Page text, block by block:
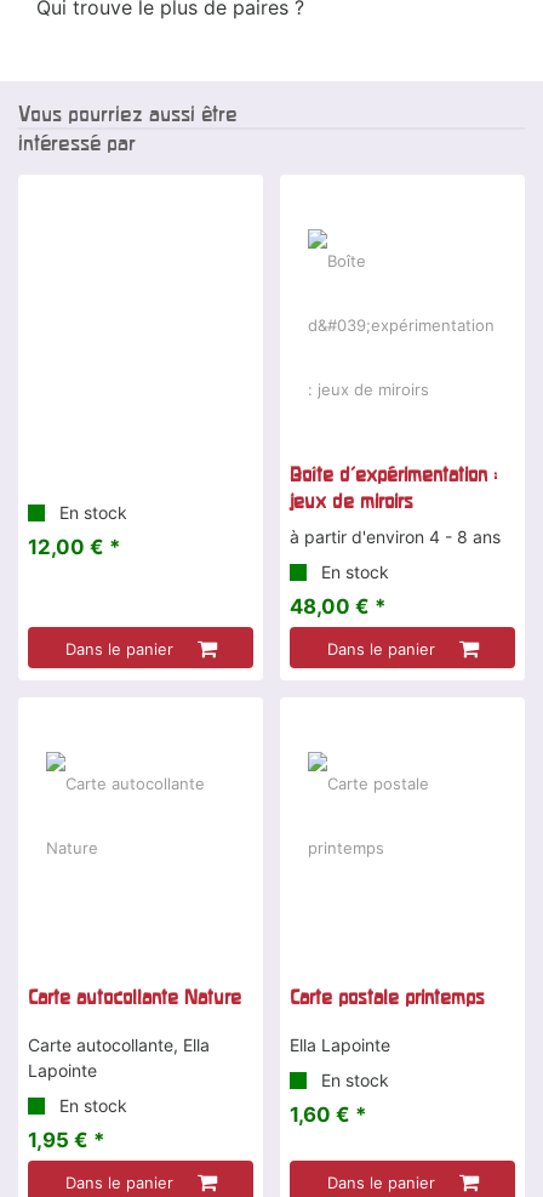
Qui trouve le plus de paires ?
Vous pourriez aussi être
intéressé par
En stock
12,00 € *
Dans le panier
Boîte d'expérimentation :
jeux de miroirs
à partir d'environ 4 - 8 ans
En stock
48,00 € *
Dans le panier
Carte autocollante Nature
Carte autocollante, Ella
Lapointe
En stock
1,95 € *
Dans le panier
Carte postale printemps
Ella Lapointe
En stock
1,60 € *
Dans le panier